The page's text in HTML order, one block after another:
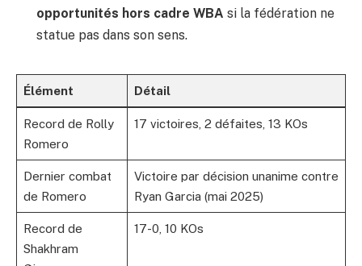
opportunités hors cadre WBA si la fédération ne
statue pas dans son sens.
Élément Détail
Record de Rolly
Romero
17 victoires, 2 défaites, 13 KOs
Dernier combat
de Romero
Victoire par décision unanime contre
Ryan Garcia (mai 2025)
Record de
Shakhram
17-0, 10 KOs